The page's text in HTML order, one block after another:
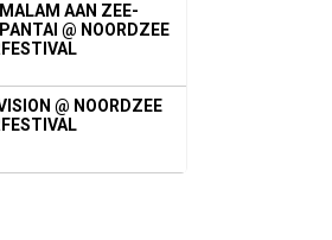
AAN ZEE-
@ NOORDZEE
@ NOORDZEE